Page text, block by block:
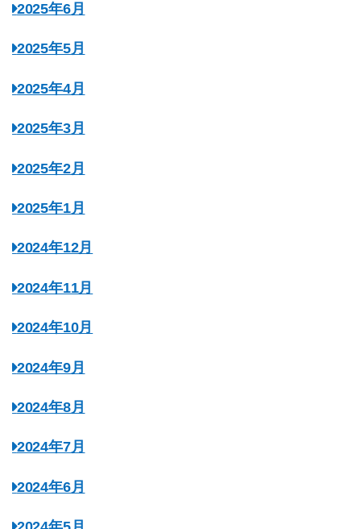
2025年6月
2025年5月
2025年4月
2025年3月
2025年2月
2025年1月
2024年12月
2024年11月
2024年10月
2024年9月
2024年8月
2024年7月
2024年6月